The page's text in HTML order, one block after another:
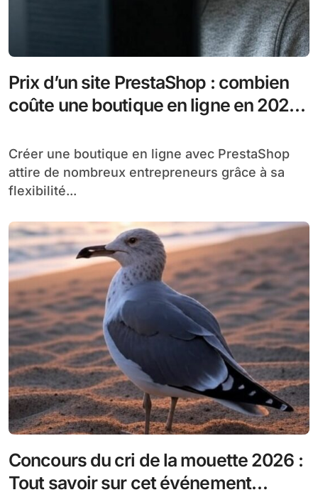
Prix d’un site PrestaShop : combien
coûte une boutique en ligne en 2025
Créer une boutique en ligne avec PrestaShop
attire de nombreux entrepreneurs grâce à sa
flexibilité...
Concours du cri de la mouette 2026 :
Tout savoir sur cet événement